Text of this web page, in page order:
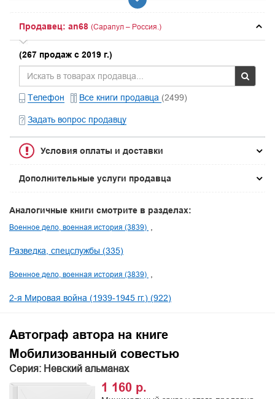
Продавец: an68 (Сарапул – Россия.)
(267 продаж с 2019 г.)
Телефон Все книги продавца (2499)
Задать вопрос продавцу
Условия оплаты и доставки
Дополнительные услуги продавца
Аналогичные книги смотрите в разделах:
Военное дело, военная история (3839)
Разведка, спецслужбы (335)
Военное дело, военная история (3839)
2-я Мировая война (1939-1945 гг.) (922)
Автограф автора на книге
Мобилизованный совестью
Серия: Невский альманах
1 160 р.